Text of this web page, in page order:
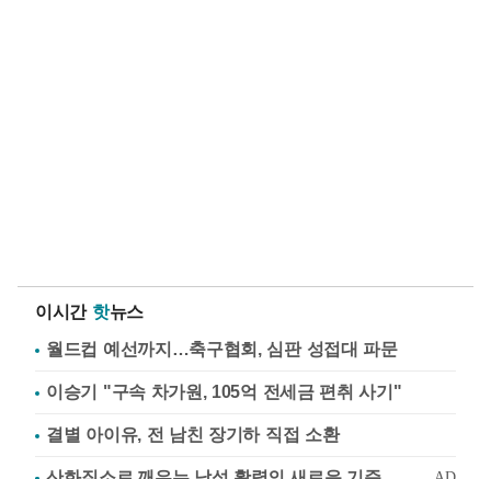
이시간 핫뉴스
월드컵 예선까지…축구협회, 심판 성접대 파문
이승기 "구속 차가원, 105억 전세금 편취 사기"
결별 아이유, 전 남친 장기하 직접 소환